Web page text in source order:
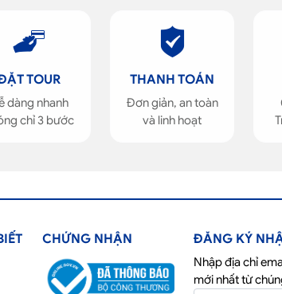
TOUR
dàng nhanh
chỉ 3 bước
THANH TOÁN
Đơn giản, an toàn
và linh hoạt
CHỨNG NHẬN ĐĂNG KÝ
Nhập địa chỉ
mới nhất từ